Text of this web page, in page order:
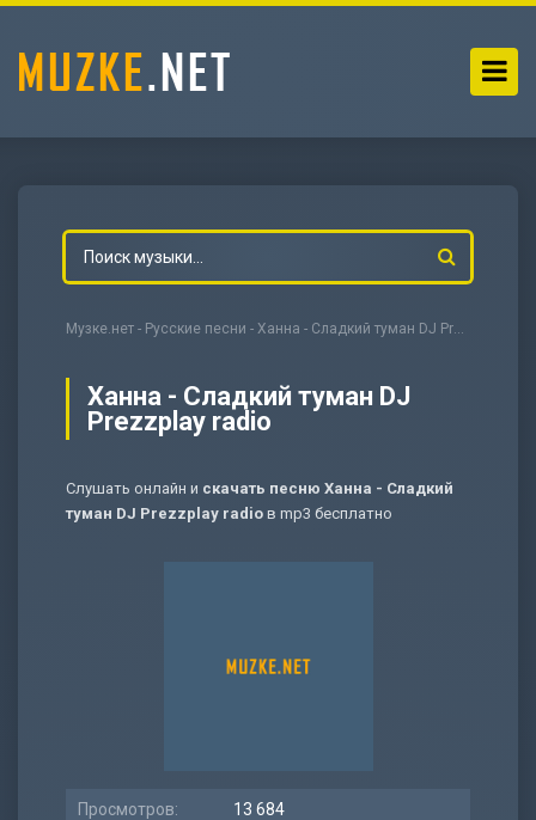
Музке.нет - Русские песни - Ханна - Сладкий туман DJ Prezzplay radio
Ханна - Сладкий туман DJ
Prezzplay radio
Слушать онлайн и скачать песню Ханна - Сладкий
туман DJ Prezzplay radio в mp3 бесплатно
Просмотров: 13 684